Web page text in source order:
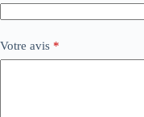
Votre avis *